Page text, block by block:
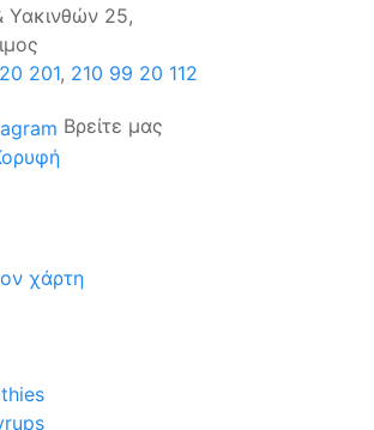
Υακινθών 25,
201, 210 99 20 112
Βρείτε μας
χάρτη